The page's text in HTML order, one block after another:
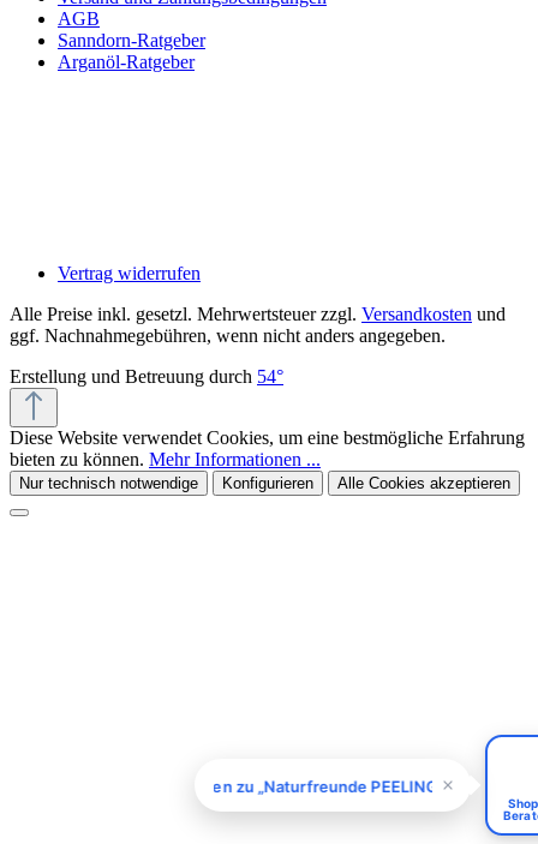
AGB
Sanndorn-Ratgeber
Arganöl-Ratgeber
Vertrag widerrufen
Alle Preise inkl. gesetzl. Mehrwertsteuer zzgl. Versandkosten und
ggf. Nachnahmegebühren, wenn nicht anders angegeben.
Erstellung und Betreuung durch 54°
Diese Website verwendet Cookies, um eine bestmögliche Erfahrung
bieten zu können. Mehr Informationen ...
Nur technisch notwendige Konfigurieren Alle Cookies akzeptieren
Fragen zu „Naturfreunde PEELING SEIFE